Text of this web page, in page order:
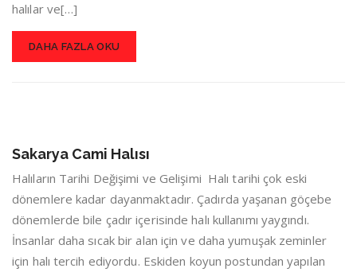
halılar ve[…]
DAHA FAZLA OKU
Sakarya Cami Halısı
Halıların Tarihi Değişimi ve Gelişimi Halı tarihi çok eski
dönemlere kadar dayanmaktadır. Çadırda yaşanan göçebe
dönemlerde bile çadır içerisinde halı kullanımı yaygındı.
İnsanlar daha sıcak bir alan için ve daha yumuşak zeminler
için halı tercih ediyordu. Eskiden koyun postundan yapılan